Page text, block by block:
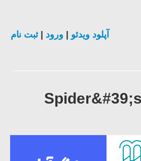
آپلود ویدئو| ورود| ثبت نام